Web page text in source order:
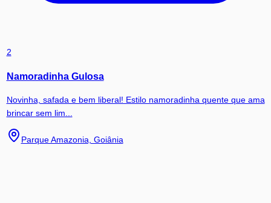
2
Namoradinha Gulosa
Novinha, safada e bem liberal! Estilo namoradinha quente que ama
brincar sem lim...
Parque Amazonia, Goiânia